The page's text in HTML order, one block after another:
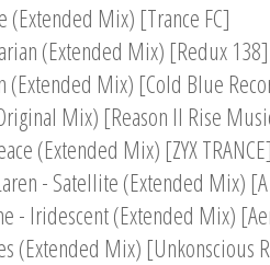
(Extended Mix) [Trance FC]
(Extended Mix) [Redux 138]
(Extended Mix) [Cold Blue
Mix) [Reason II Rise
(Extended Mix) [ZYX
- Satellite (Extended Mix)
- Iridescent (Extended Mix)
(Extended Mix) [Unkonscious